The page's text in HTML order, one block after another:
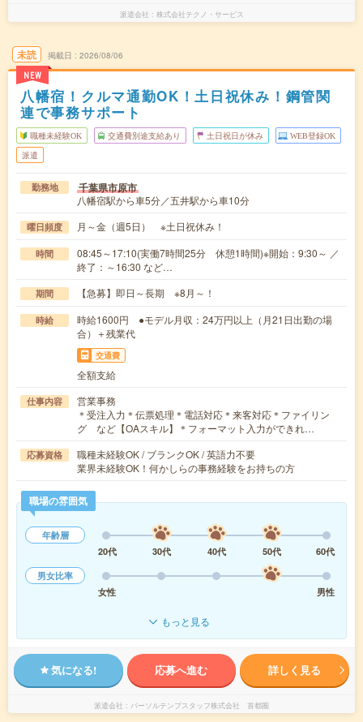
派遣会社 株式会社テクノ・サービス
未読
NEW
掲載日 2026/08/06
八幡宿！クルマ通勤OK！土日祝休み！鋼管関
連で事務サポート
職種未経験OK 交通費別途支給あり 土日祝日が休み WEB登録OK
派遣
勤務地 千葉県市原市
八幡宿駅から車5分／五井駅から車10分
曜日頻度 月～金（週5日） ※土日祝休み！
時間
08:45～17:10(実働7時間25分 休憩1時間)※開始：9:30～ ／
終了：～16:30 など…
期間 【急募】即日～長期 ※8月～！
時給
時給1600円 ●モデル月収：24万円以上（月21日出勤の場
合）＋残業代
交通費
全額支給
仕事内容
営業事務
＊受注入力＊伝票処理＊電話対応＊来客対応＊ファイリン
グ など【OAスキル】＊フォーマット入力ができれ…
応募資格
職種未経験OK / ブランクOK / 英語力不要
業界未経験OK！何かしらの事務経験をお持ちの方
職場の雰囲気
年齢層
20代
30代 40代 50代
60代
男女比率
女性
男性
もっと見る
気になる! 応募へ進む 詳しく見る
派遣会社 パーソルテンプスタッフ株式会社 首都圏